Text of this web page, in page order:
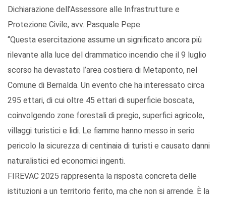
Dichiarazione dell’Assessore alle Infrastrutture e
Protezione Civile, avv. Pasquale Pepe
“Questa esercitazione assume un significato ancora più
rilevante alla luce del drammatico incendio che il 9 luglio
scorso ha devastato l’area costiera di Metaponto, nel
Comune di Bernalda. Un evento che ha interessato circa
295 ettari, di cui oltre 45 ettari di superficie boscata,
coinvolgendo zone forestali di pregio, superfici agricole,
villaggi turistici e lidi. Le fiamme hanno messo in serio
pericolo la sicurezza di centinaia di turisti e causato danni
naturalistici ed economici ingenti.
FIREVAC 2025 rappresenta la risposta concreta delle
istituzioni a un territorio ferito, ma che non si arrende. È la